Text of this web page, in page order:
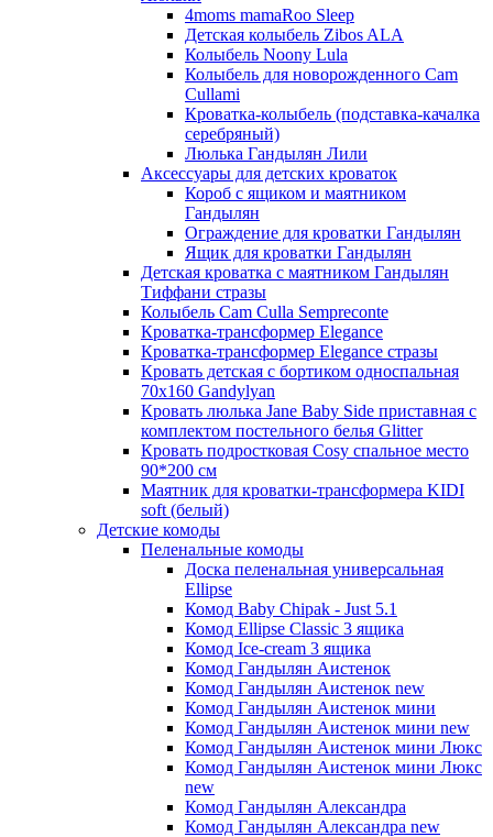
4moms mamaRoo Sleep
Детская колыбель Zibos ALA
Колыбель Noony Lula
Колыбель для новорожденного Cam
Cullami
Кроватка-колыбель (подставка-качалка
серебряный)
Люлька Гандылян Лили
Аксессуары для детских кроваток
Короб с ящиком и маятником
Гандылян
Ограждение для кроватки Гандылян
Ящик для кроватки Гандылян
Детская кроватка с маятником Гандылян
Тиффани стразы
Колыбель Cam Culla Sempreconte
Кроватка-трансформер Elegance
Кроватка-трансформер Elegance стразы
Кровать детская с бортиком односпальная
70х160 Gandylyan
Кровать люлька Jane Baby Side приставная с
комплектом постельного белья Glitter
Кровать подростковая Cosy спальное место
90*200 см
Маятник для кроватки-трансформера KIDI
soft (белый)
Детские комоды
Пеленальные комоды
Доска пеленальная универсальная
Ellipse
Комод Baby Chipak - Just 5.1
Комод Ellipse Classic 3 ящика
Комод Ice-cream 3 ящика
Комод Гандылян Аистенок
Комод Гандылян Аистенок new
Комод Гандылян Аистенок мини
Комод Гандылян Аистенок мини new
Комод Гандылян Аистенок мини Люкс
Комод Гандылян Аистенок мини Люкс
new
Комод Гандылян Александра
Комод Гандылян Александра new